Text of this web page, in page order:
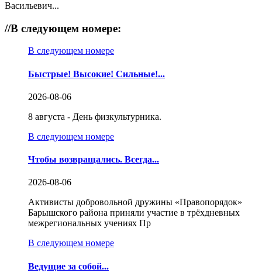
Васильевич...
//В следующем номере:
В следующем номере
Быстрые! Высокие! Сильные!...
2026-08-06
8 августа - День физкультурника.
В следующем номере
Чтобы возвращались. Всегда...
2026-08-06
Активисты добровольной дружины «Правопорядок»
Барышского района приняли участие в трёхдневных
межрегиональных учениях Пр
В следующем номере
Ведущие за собой...